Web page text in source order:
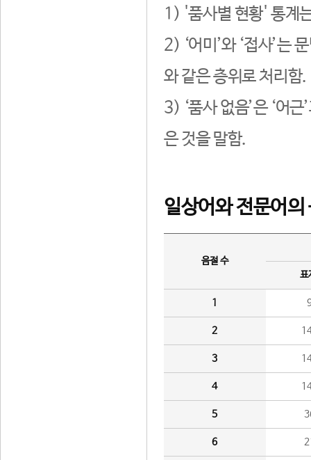
1) '품사별 현황' 통계
2) ‘어미’와 ‘접사’는
와 같은 층위로 처리함.
3) ‘품사 없음’은 ‘어
은 것을 말함.
일상어와 전문어의
음절 수
표
1
2
3
4
5
6